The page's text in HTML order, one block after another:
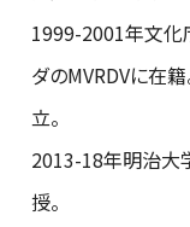
1999-2001年文化
ダのMVRDVに在
立。
2013-18年明治大
授。